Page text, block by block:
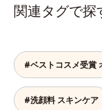
関連タグで探
#ベストコスメ受賞
#洗顔料 スキンケア